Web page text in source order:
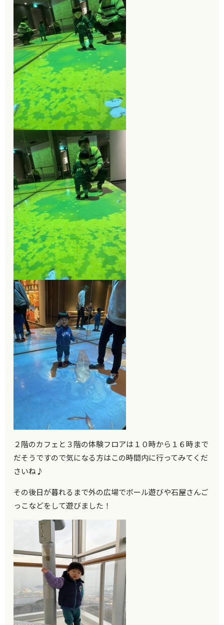
２階のカフェと３階の体験フロアは１０時から１６時まで
だそうですので気になる方はこの時間内に行ってみてくだ
さいね♪
その後日が暮れるまで外の広場でボール遊びや石屋さんご
っこなどをして遊びました！